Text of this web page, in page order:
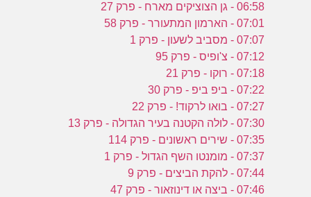
06:58 - גן הצוציקים מארח - פרק 27
07:01 - הארמון המתעורר - פרק 58
07:07 - מסביב לשעון - פרק 1
07:12 - צ'ופיס - פרק 95
07:18 - רוקו - פרק 21
07:22 - ביפ ביפ - פרק 30
07:27 - בואו לרקוד! - פרק 22
07:30 - לולה הקטנה בעיר הגדולה - פרק 13
07:35 - שירים ראשונים - פרק 114
07:37 - מומנטו השף הגדול - פרק 1
07:44 - להקת הביצים - פרק 9
07:46 - ביצה או דינוזאור - פרק 47